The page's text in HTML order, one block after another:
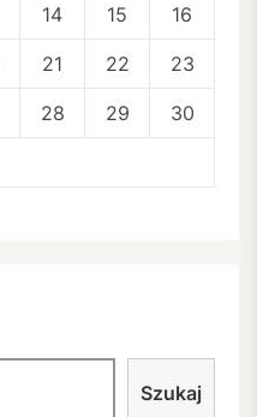
14 15 16
21 22 23
28 29 30
Szukaj